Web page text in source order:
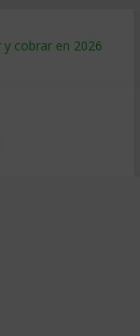
cobrar en 2026
tan caro
a tiempo
qué hacer
y venderle